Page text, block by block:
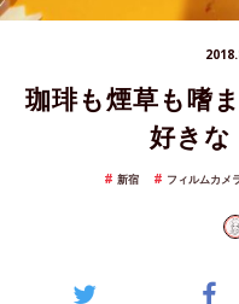
珈琲も煙草も嗜
好き
新宿 フィルムカメ